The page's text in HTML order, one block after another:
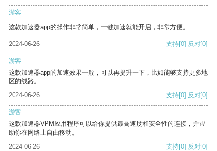
游客
这款加速器app的操作非常简单，一键加速就能开启，非常方便。
2024-06-26 支持[0] 反对[0]
游客
这款加速器app的加速效果一般，可以再提升一下，比如能够支持更多地
区的线路。
2024-06-26
支持[0] 反对[0]
游客
这款加速器VPM应用程序可以给你提供最高速度和安全性的连接，并帮
助你在网络上自由移动。
2024-06-26
支持[0] 反对[0]